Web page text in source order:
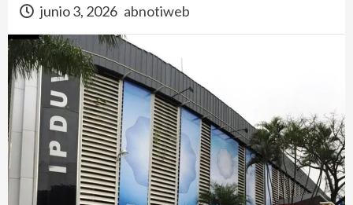
junio 3, 2026 abnotiweb